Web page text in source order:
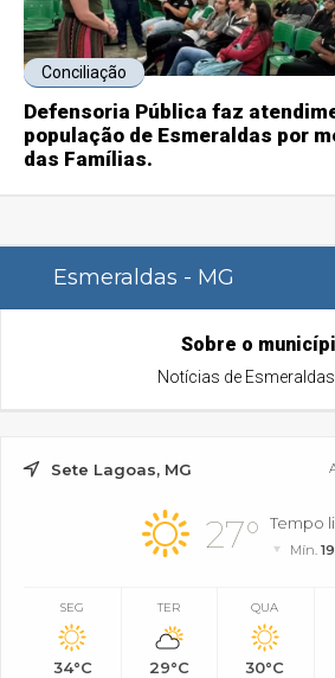
Conciliação
Defensoria Pública faz
população de Esmeraldas por
das Famílias.
Esmeraldas - MG
Sobre o
Notícias de Esmeraldas
Sete Lagoas, MG
27° Tempo
Mín.
SEG
34°C
TER
29°C
QUA
30°C